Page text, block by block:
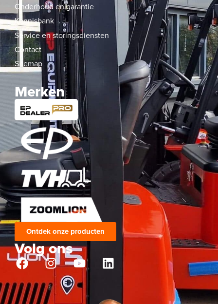
Onderhoud en garantie
Kennisbank
Service en storingsdiensten
Contact
Sitemap
Merken
Ontdek onze producten
Volg ons